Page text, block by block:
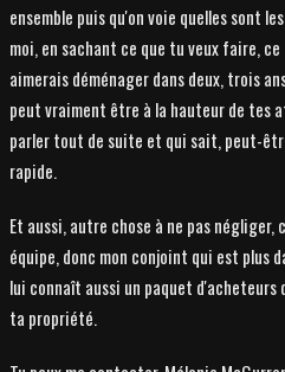
ensemble puis qu'on voie quelles sont
moi, en sachant ce que tu veux faire,
aimerais déménager dans deux, trois
peut vraiment être à la hauteur de tes
parler tout de suite et qui sait, peut-
rapide.
Et aussi, autre chose à ne pas
équipe, donc mon conjoint qui est plus
lui connaît aussi un paquet
ta propriété.